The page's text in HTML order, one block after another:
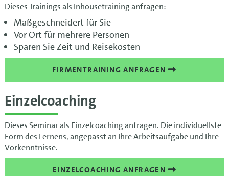
Dieses Trainings als Inhousetraining anfragen:
Maßgeschneidert für Sie
Vor Ort für mehrere Personen
Sparen Sie Zeit und Reisekosten
FIRMENTRAINING ANFRAGEN
Einzelcoaching
Dieses Seminar als Einzelcoaching anfragen. Die individuellste
Form des Lernens, angepasst an Ihre Arbeitsaufgabe und Ihre
Vorkenntnisse.
EINZELCOACHING ANFRAGEN